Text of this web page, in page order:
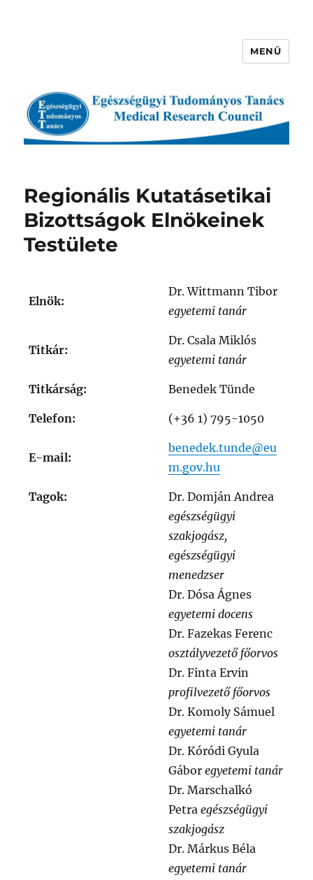
Egészségügyi Tudományos
MENÜ
Regionális Kutatásetikai
Bizottságok Elnökeinek
Testülete
Elnök:
Dr. Wittmann Tibor
egyetemi tanár
Titkár:
Dr. Csala Miklós
egyetemi tanár
Titkárság: Benedek Tünde
Telefon: (+36 1) 795-1050
E-mail:
benedek.tunde@eu
m.gov.hu
Tagok:
Dr. Domján Andrea
egészségügyi
szakjogász,
egészségügyi
menedzser
Dr. Dósa Ágnes
egyetemi docens
Dr. Fazekas Ferenc
osztályvezető főorvos
Dr. Finta Ervin
profilvezető főorvos
Dr. Komoly Sámuel
egyetemi tanár
Dr. Kóródi Gyula
Gáboregyetemi tanár
Dr. Marschalkó
Petraegészségügyi
szakjogász
Dr. Márkus Béla
egyetemi tanár